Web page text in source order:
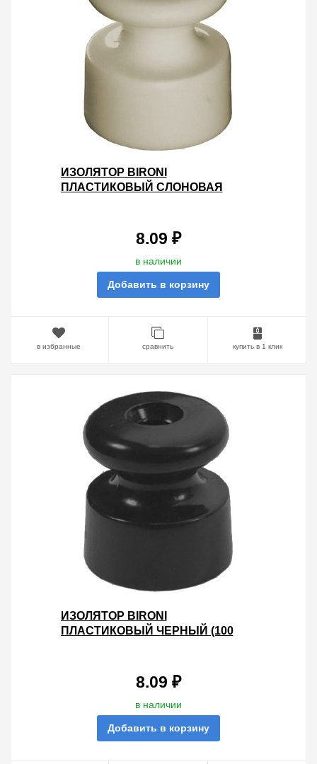
ИЗОЛЯТОР BIRONI
ПЛАСТИКОВЫЙ СЛОНОВАЯ
8.09 ₽
в наличии
Добавить в корзину
в избранные сравнить купить в 1 клик
ИЗОЛЯТОР BIRONI
ПЛАСТИКОВЫЙ ЧЕРНЫЙ (100
8.09 ₽
в наличии
Добавить в корзину